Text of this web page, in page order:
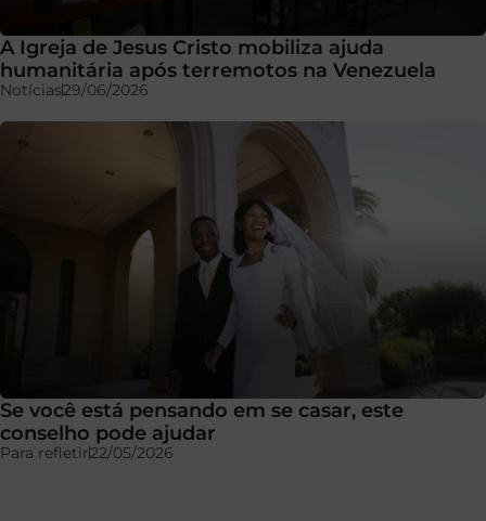
A Igreja de Jesus Cristo mobiliza ajuda
humanitária após terremotos na Venezuela
Notícias29/06/2026
Se você está pensando em se casar, este
conselho pode ajudar
Para refletir22/05/2026